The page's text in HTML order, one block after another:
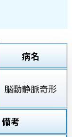
病名
脳動静脈奇形
備考